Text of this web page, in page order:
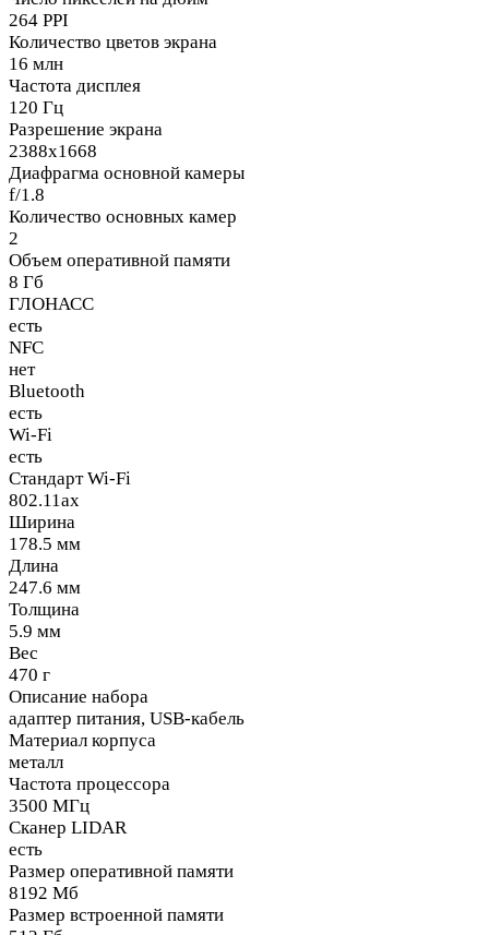
264 PPI
Количество цветов экрана
16 млн
Частота дисплея
120 Гц
Разрешение экрана
2388x1668
Диафрагма основной камеры
f/1.8
Количество основных камер
2
Объем оперативной памяти
8 Гб
ГЛОНАСС
есть
NFC
нет
Bluetooth
есть
Wi-Fi
есть
Стандарт Wi-Fi
802.11ax
Ширина
178.5 мм
Длина
247.6 мм
Толщина
5.9 мм
Вес
470 г
Описание набора
адаптер питания, USB-кабель
Материал корпуса
металл
Частота процессора
3500 МГц
Сканер LIDAR
есть
Размер оперативной памяти
8192 Мб
Размер встроенной памяти